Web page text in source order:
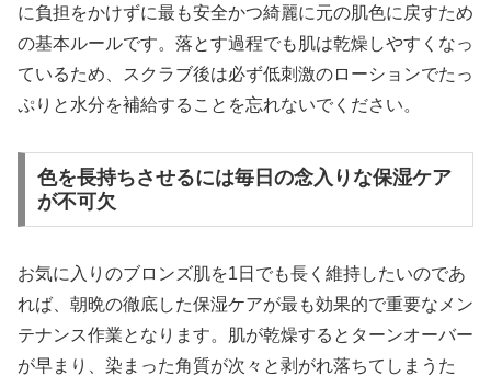
に負担をかけずに最も安全かつ綺麗に元の肌色に戻すため
の基本ルールです。落とす過程でも肌は乾燥しやすくなっ
ているため、スクラブ後は必ず低刺激のローションでたっ
ぷりと水分を補給することを忘れないでください。
色を長持ちさせるには毎日の念入りな保湿ケア
が不可欠
お気に入りのブロンズ肌を1日でも長く維持したいのであ
れば、朝晩の徹底した保湿ケアが最も効果的で重要なメン
テナンス作業となります。肌が乾燥するとターンオーバー
が早まり、染まった角質が次々と剥がれ落ちてしまうた